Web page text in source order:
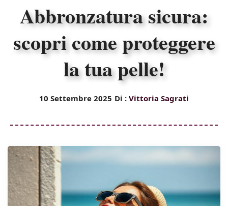
Abbronzatura sicura:
scopri come proteggere
la tua pelle!
10 Settembre 2025 Di : Vittoria Sagrati